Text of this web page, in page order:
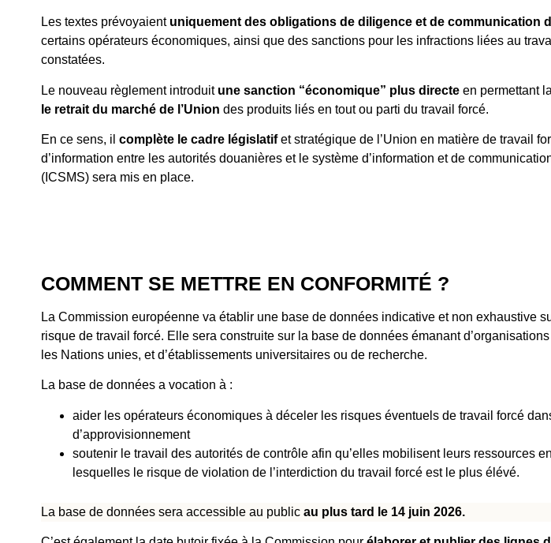
Les textes prévoyaient uniquement des obligations de diligence et de communication
certains opérateurs économiques, ainsi que des sanctions pour les infractions liées au
constatées.
Le nouveau règlement introduit une sanction “économique” plus directe en permettant la
le retrait du marché de l’Union des produits liés en tout ou parti du travail forcé.
En ce sens, il complète le cadre législatifet stratégique de l’Union en matière de travail
d’information entre les autorités douanières et le système d’information et de
(ICSMS) sera mis en place.
COMMENT SE METTRE EN CONFORMITÉ ?
La Commission européenne va établir une base de données indicative et non exhaustive
risque de travail forcé. Elle sera construite sur la base de données émanant
les Nations unies, et d’établissements universitaires ou de recherche.
La base de données a vocation à :
aider les opérateurs économiques à déceler les risques éventuels de travail forcé
d’approvisionnement
soutenir le travail des autorités de contrôle afin qu’elles mobilisent leurs ressources
lesquelles le risque de violation de l’interdiction du travail forcé est le plus élévé.
La base de données sera accessible au public au plus tard le 14 juin 2026.